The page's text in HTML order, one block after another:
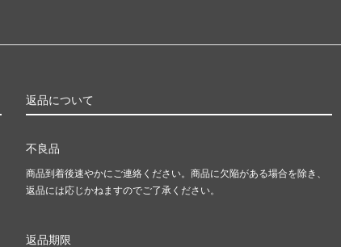
返品について
不良品
商品到着後速やかにご連絡ください。商品に欠陥がある場合を除き、
返品には応じかねますのでご了承ください。
返品期限